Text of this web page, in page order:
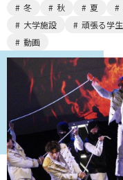
冬 秋 夏
大学施設
頑張る学生
動画